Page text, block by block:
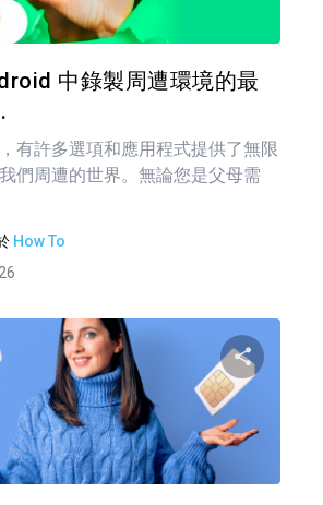
中錄製周遭環境的最
有許多選項和應用程式提供了無限
們周遭的世界。無論您是父母需
How To